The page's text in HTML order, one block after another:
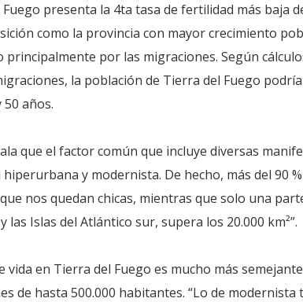
presenta la 4ta tasa de fertilidad más baja
como la provincia con mayor crecimiento
principalmente por las migraciones. Según
la población de Tierra del Fuego
años.
que el factor común que incluye diversas
y modernista. De hecho, más del 90
nos quedan chicas, mientras que solo una
las Islas del Atlántico sur, supera los 20.000 km²”.
vida en Tierra del Fuego es mucho más
de hasta 500.000 habitantes. “Lo de modernista